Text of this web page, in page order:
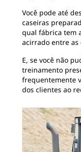
Você pode até
caseiras
qual fábrica tem
acirrado entre as
E, se você não
treinamento
frequentemente
dos clientes ao